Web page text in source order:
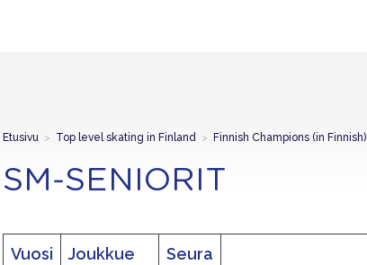
Etusivu > Top level skating in Finland > Finnish Champions (in Finnish)
SM-SENIORIT
Vuosi Joukkue Seura